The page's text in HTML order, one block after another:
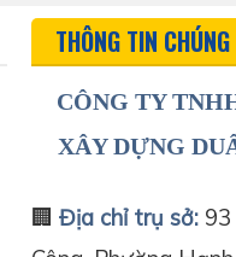
THÔNG TIN
CÔNG TY
XÂY DỰNG
🏢 Địa chỉ trụ sở: 93